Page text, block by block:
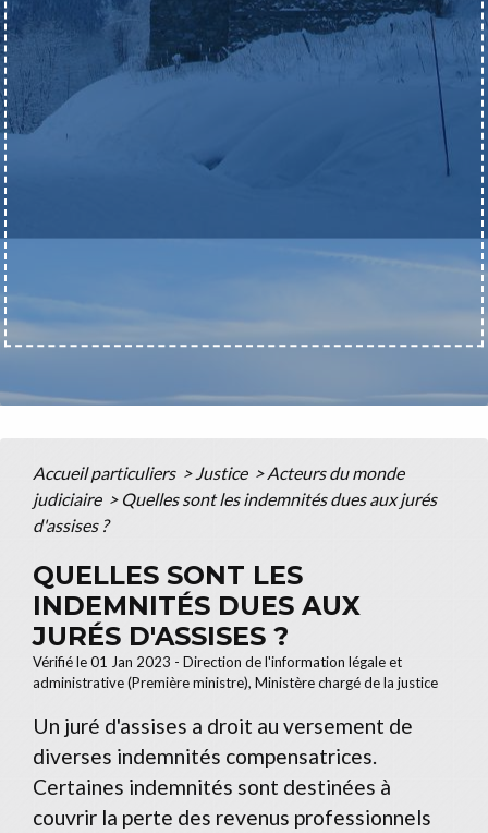
Accueil particuliers > Justice > Acteurs du monde
judiciaire > Quelles sont les indemnités dues aux jurés
d'assises ?
QUELLES SONT LES
INDEMNITÉS DUES AUX
JURÉS D'ASSISES ?
Vérifié le 01 Jan 2023 - Direction de l'information légale et
administrative (Première ministre), Ministère chargé de la justice
Un juré d'assises a droit au versement de
diverses indemnités compensatrices.
Certaines indemnités sont destinées à
couvrir la perte des revenus professionnels